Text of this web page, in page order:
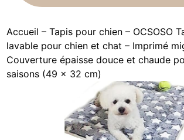
Accueil –Tapis pour chien – OCSOSO
lavable pour chien et chat – Imprimé
Couverture épaisse douce et chaude
saisons (49 x 32 cm)